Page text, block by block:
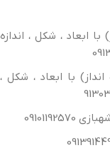
ابعاد ، شکل ، اندازه
با ابعاد ، شکل ،